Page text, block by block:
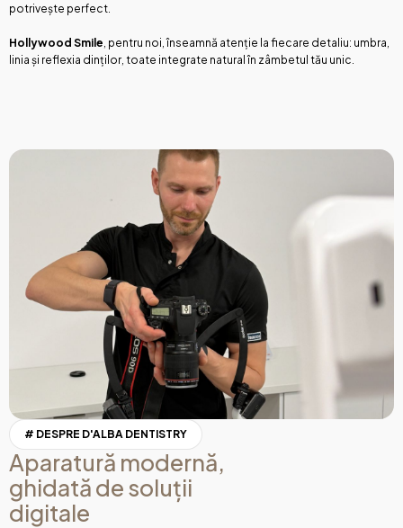
potrivește perfect.
Hollywood Smile , pentru noi, înseamnă atenție la fiecare detaliu: umbra,
linia și reflexia dinților, toate integrate natural în zâmbetul tău unic.
# DESPRE D'ALBA DENTISTRY
Aparatură modernă,
ghidată de soluții
digitale